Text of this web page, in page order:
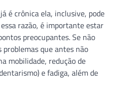
é crônica ela, inclusive, pode
razão, é importante estar
preocupantes. Se não
que antes não
mobilidade, redução de
e fadiga, além de